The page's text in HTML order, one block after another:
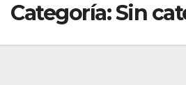
Categoría:Sin